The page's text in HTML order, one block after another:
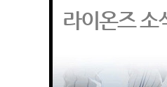
라이온즈 소